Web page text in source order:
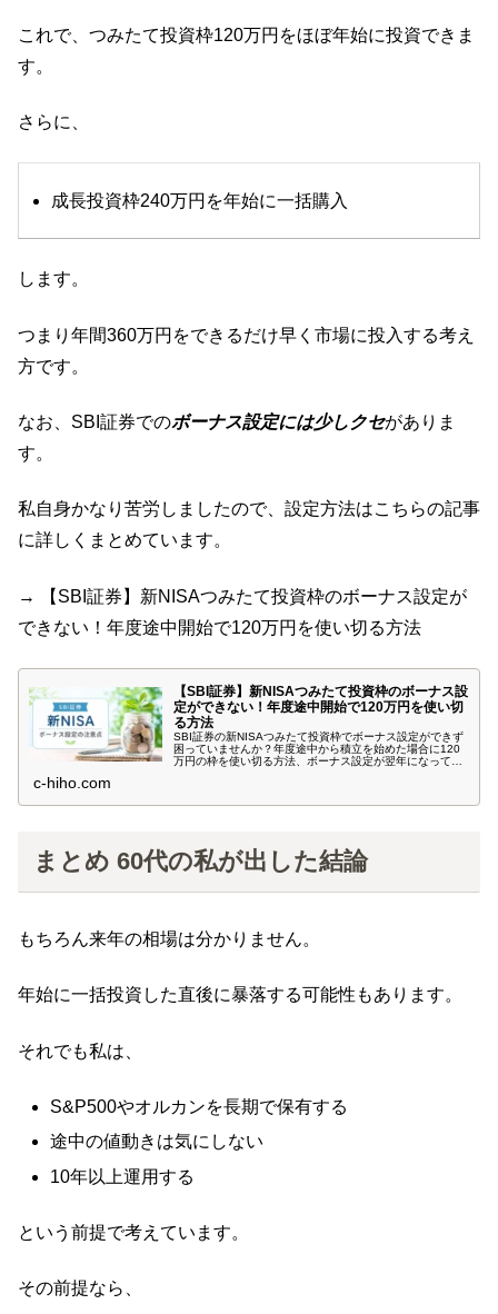
これで、つみたて投資枠120万円をほぼ年始に投資できま
す。
さらに、
成長投資枠240万円を年始に一括購入
します。
つまり年間360万円をできるだけ早く市場に投入する考え
方です。
なお、SBI証券でのボーナス設定には少しクセがありま
す。
私自身かなり苦労しましたので、設定方法はこちらの記事
に詳しくまとめています。
→ 【SBI証券】新NISAつみたて投資枠のボーナス設定が
できない！年度途中開始で120万円を使い切る方法
【SBI証券】新NISAつみたて投資枠のボーナス設
定ができない！年度途中開始で120万円を使い切
る方法
SBI証券の新NISAつみたて投資枠でボーナス設定ができず
困っていませんか？年度途中から積立を始めた場合に120
万円の枠を使い切る方法、ボーナス設定が翌年になってし
c-hiho.com
まとめ 60代の私が出した結論
もちろん来年の相場は分かりません。
年始に一括投資した直後に暴落する可能性もあります。
それでも私は、
S&P500やオルカンを長期で保有する
途中の値動きは気にしない
10年以上運用する
という前提で考えています。
その前提なら、